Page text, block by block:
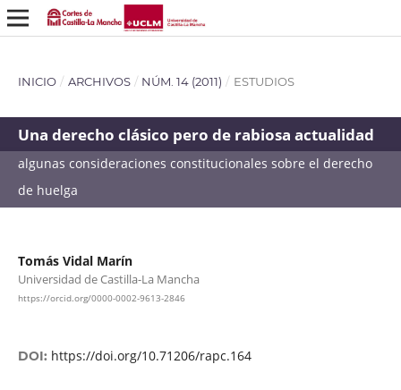
INICIO / ARCHIVOS / NÚM. 14 (2011) / ESTUDIOS
Una derecho clásico pero de rabiosa actualidad
algunas consideraciones constitucionales sobre el derecho
de huelga
Tomás Vidal Marín
Universidad de Castilla-La Mancha
https://orcid.org/0000-0002-9613-2846
DOI: https://doi.org/10.71206/rapc.164